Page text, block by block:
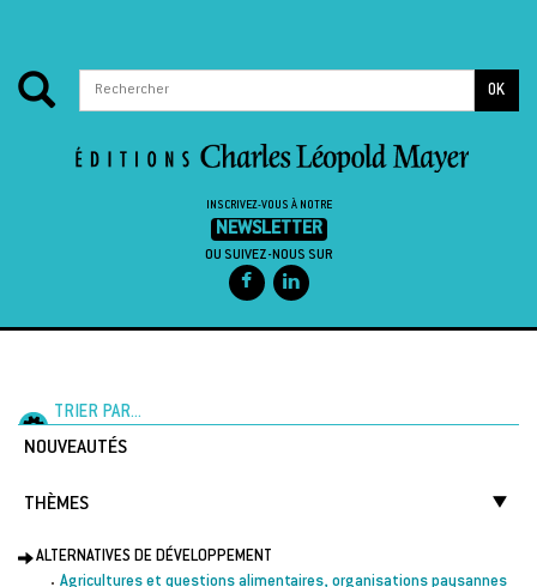
OK
INSCRIVEZ-VOUS À NOTRE
NEWSLETTER
OU SUIVEZ-NOUS SUR
TRIER PAR...
NOUVEAUTÉS
THÈMES
ALTERNATIVES DE DÉVELOPPEMENT
Agricultures et questions alimentaires, organisations paysannes